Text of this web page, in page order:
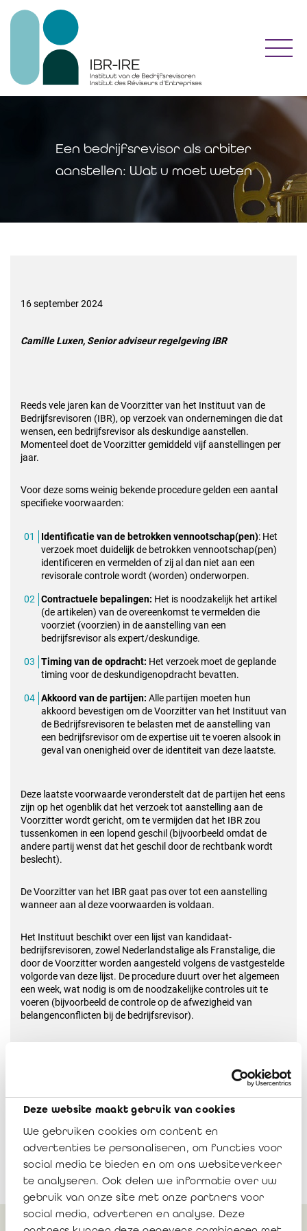
Deze website maakt gebruik van cookies
We gebruiken cookies om content en
advertenties te personaliseren, om functies voor
social media te bieden en om ons websiteverkeer
te analyseren. Ook delen we informatie over uw
gebruik van onze site met onze partners voor
social media, adverteren en analyse. Deze
Een bedrijfsrevisor als arbiter
aanstellen: Wat u moet weten
16 september 2024
Camille Luxen, Senior adviseur regelgeving IBR
Reeds vele jaren kan de Voorzitter van het Instituut van de
Bedrijfsrevisoren (IBR), op verzoek van ondernemingen die dat
wensen, een bedrijfsrevisor als deskundige aanstellen.
Momenteel doet de Voorzitter gemiddeld vijf aanstellingen per
jaar.
Voor deze soms weinig bekende procedure gelden een aantal
specifieke voorwaarden:
Identificatie van de betrokken vennootschap(pen): Het
verzoek moet duidelijk de betrokken vennootschap(pen)
identificeren en vermelden of zij al dan niet aan een
revisorale controle wordt (worden) onderworpen.
Contractuele bepalingen: Het is noodzakelijk het artikel
(de artikelen) van de overeenkomst te vermelden die
voorziet (voorzien) in de aanstelling van een
bedrijfsrevisor als expert/deskundige.
Timing van de opdracht: Het verzoek moet de geplande
timing voor de deskundigenopdracht bevatten.
Akkoord van de partijen: Alle partijen moeten hun
akkoord bevestigen om de Voorzitter van het Instituut van
de Bedrijfsrevisoren te belasten met de aanstelling van
een bedrijfsrevisor om de expertise uit te voeren alsook in
geval van onenigheid over de identiteit van deze laatste.
Deze laatste voorwaarde veronderstelt dat de partijen het eens
zijn op het ogenblik dat het verzoek tot aanstelling aan de
Voorzitter wordt gericht, om te vermijden dat het IBR zou
tussenkomen in een lopend geschil (bijvoorbeeld omdat de
andere partij wenst dat het geschil door de rechtbank wordt
beslecht).
De Voorzitter van het IBR gaat pas over tot een aanstelling
wanneer aan al deze voorwaarden is voldaan.
Het Instituut beschikt over een lijst van kandidaat-
bedrijfsrevisoren, zowel Nederlandstalige als Franstalige, die
door de Voorzitter worden aangesteld volgens de vastgestelde
volgorde van deze lijst. De procedure duurt over het algemeen
een week, wat nodig is om de noodzakelijke controles uit te
voeren (bijvoorbeeld de controle op de afwezigheid van
belangenconflicten bij de bedrijfsrevisor).